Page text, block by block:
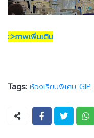
::>ภาพเพิ่มเติม
Tags: ห้องเรียนพิเศษ GIP